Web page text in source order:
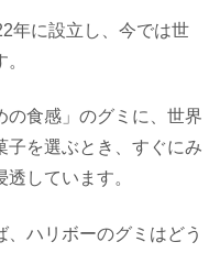
年に設立し、今では世
の食感」のグミに、世界
子を選ぶとき、すぐにみ
しています。
ハリボーのグミはどう